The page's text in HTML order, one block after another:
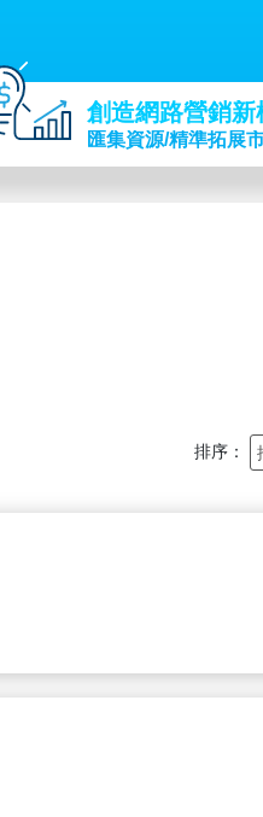
創造網路營銷新
匯集資源/精準拓展
排序：